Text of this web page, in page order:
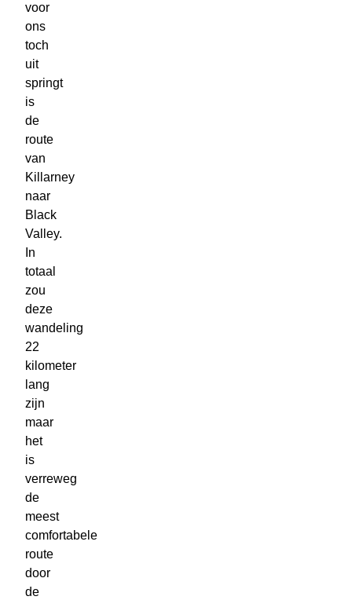
voor
ons
toch
uit
springt
is
de
route
van
Killarney
naar
Black
Valley.
In
totaal
zou
deze
wandeling
22
kilometer
lang
zijn
maar
het
is
verreweg
de
meest
comfortabele
route
door
de